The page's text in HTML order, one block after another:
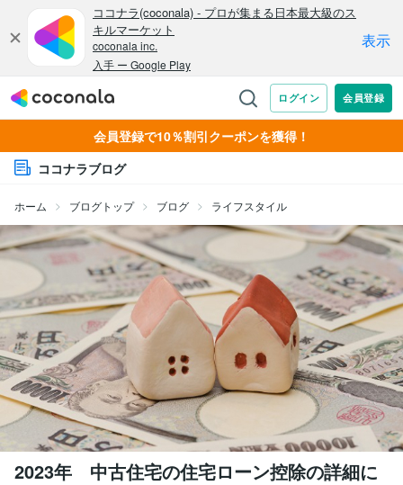
会員登録で10％割引クーポンを獲得！
ココナラブログ
ホーム ブログトップ ブログ ライフスタイル
2023年 中古住宅の住宅ローン控除の詳細に